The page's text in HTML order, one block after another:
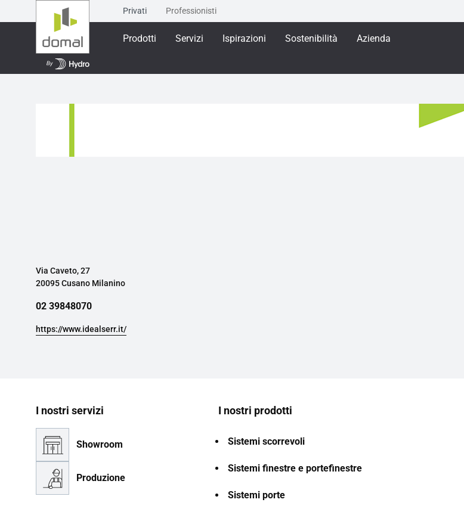
Privati Professionisti
Prodotti Servizi Ispirazioni Sostenibilità Azienda
Via Caveto, 27
20095 Cusano Milanino
02 39848070
https://www.idealserr.it/
I nostri servizi
Showroom
Produzione
I nostri prodotti
Sistemi scorrevoli
Sistemi finestre e portefinestre
Sistemi porte